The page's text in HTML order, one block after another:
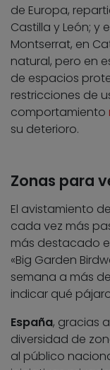
de Europa,
Castilla y León; y
Montserrat, en
natural, pero en
de espacios
restricciones de
comportamiento
su deterioro.
Zonas para
El avistamiento
cada vez más
más destacado
«Big Garden
semana a más
indicar qué
España, gracias
diversidad de
al público